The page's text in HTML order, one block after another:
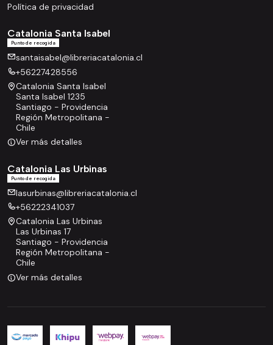
Política de privacidad
Catalonia Santa Isabel
Punto de recogida
santaisabel@libreriacatalonia.cl
+56227428556
Catalonia Santa Isabel
Santa Isabel 1235
Santiago - Providencia
Región Metropolitana -
Chile
Ver más detalles
Catalonia Las Urbinas
Punto de recogida
lasurbinas@libreriacatalonia.cl
+56222341037
Catalonia Las Urbinas
Las Urbinas 17
Santiago - Providencia
Región Metropolitana -
Chile
Ver más detalles